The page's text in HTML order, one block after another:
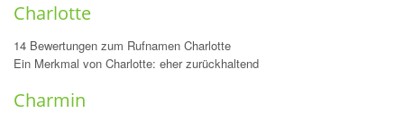
Charlotte
14 Bewertungen zum Rufnamen Charlotte
Ein Merkmal von Charlotte: eher zurückhaltend
Charmin